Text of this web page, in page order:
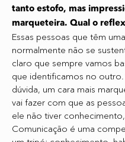
tanto estofo, mas
marqueteira. Qual o
Essas pessoas que têm
normalmente não se
claro que sempre vamos
que identificamos no
dúvida, um cara mais
vai fazer com que as
ele não tiver
Comunicação é uma